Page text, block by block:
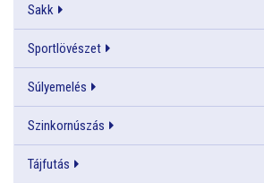
Sakk
Sportlövészet
Súlyemelés
Szinkornúszás
Tájfutás